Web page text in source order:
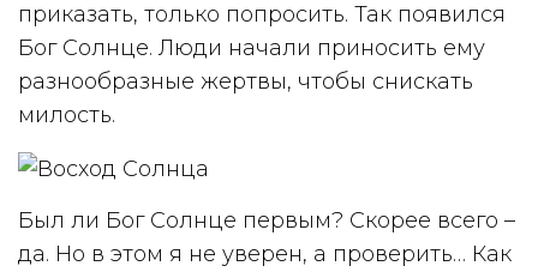
приказать, только попросить. Так появился
Бог Солнце. Люди начали приносить ему
разнообразные жертвы, чтобы снискать
милость.
Был ли Бог Солнце первым? Скорее всего –
да. Но в этом я не уверен, а проверить… Как